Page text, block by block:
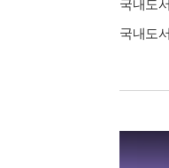
국내도
국내도